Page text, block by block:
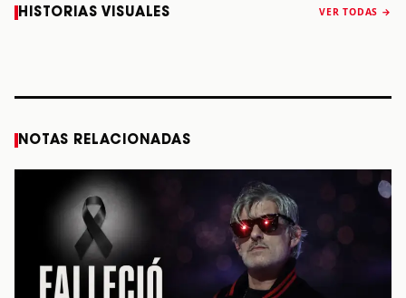
HISTORIAS VISUALES VER TODAS →
a Monterrey el
Staiti, guitarrista
anuncia “Reality
NOTAS RELACIONADAS